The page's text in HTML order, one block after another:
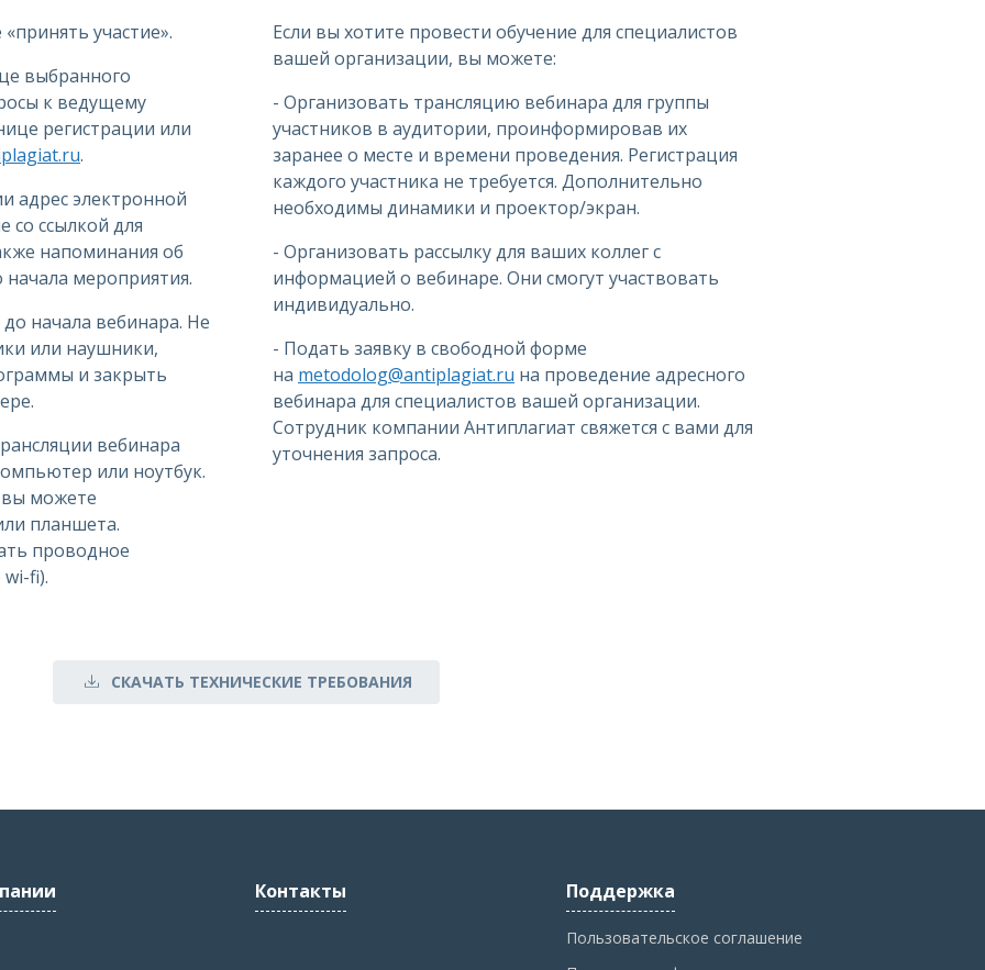
участие».
выбранного
к ведущему
регистрации или
.
адрес электронной
со ссылкой для
напоминания об
начала мероприятия.
начала вебинара. Не
или наушники,
и закрыть
вебинара
или ноутбук.
вы можете
планшета.
проводное
fi).
Если вы хотите провести обучение для специалистов
вашей организации, вы можете:
- Организовать трансляцию вебинара для группы
участников в аудитории, проинформировав их
заранее о месте и времени проведения. Регистрация
каждого участника не требуется. Дополнительно
необходимы динамики и проектор/экран.
- Организовать рассылку для ваших коллег с
информацией о вебинаре. Они смогут участвовать
индивидуально.
- Подать заявку в свободной форме
на metodolog@antiplagiat.ru на проведение адресного
вебинара для специалистов вашей организации.
Сотрудник компании Антиплагиат свяжется с вами для
уточнения запроса.
СКАЧАТЬ ТЕХНИЧЕСКИЕ ТРЕБОВАНИЯ
Контакты Поддержка
Пользовательское соглашение